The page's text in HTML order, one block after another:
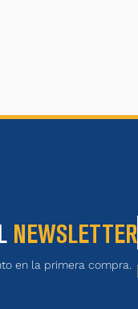
NEWSLETTER
en la primera compra.